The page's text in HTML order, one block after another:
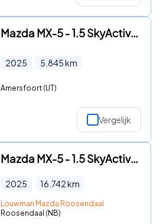
Mazda MX-5 - 1.5 SkyActiv-G 132 Exclusive-Line | BOSE | DAB | Apple CarPl
2025 5.845km
Amersfoort (UT)
Vergelijk
Mazda MX-5 - 1.5 SkyActiv-G 132 Exclusive-Line
2025 16.742km
Louwman Mazda Roosendaal
Roosendaal (NB)